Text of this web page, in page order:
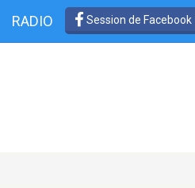
RADIO Session de Facebook